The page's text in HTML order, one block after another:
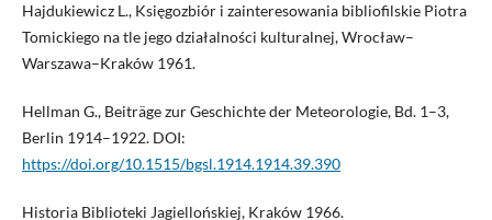
Hajdukiewicz L., Księgozbiór i zainteresowania bibliofilskie Piotra
Tomickiego na tle jego działalności kulturalnej, Wrocław–
Warszawa–Kraków 1961.
Hellman G., Beiträge zur Geschichte der Meteorologie, Bd. 1–3,
Berlin 1914–1922. DOI:
https://doi.org/10.1515/bgsl.1914.1914.39.390
Historia Biblioteki Jagiellońskiej, Kraków 1966.